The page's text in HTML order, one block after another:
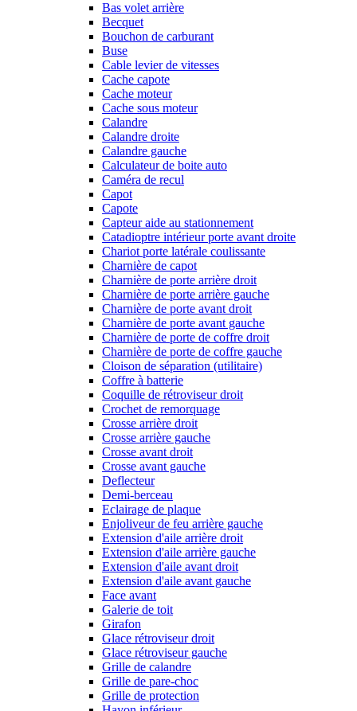
Bas volet arrière
Becquet
Bouchon de carburant
Buse
Cable levier de vitesses
Cache capote
Cache moteur
Cache sous moteur
Calandre
Calandre droite
Calandre gauche
Calculateur de boite auto
Caméra de recul
Capot
Capote
Capteur aide au stationnement
Catadioptre intérieur porte avant droite
Chariot porte latérale coulissante
Charnière de capot
Charnière de porte arrière droit
Charnière de porte arrière gauche
Charnière de porte avant droit
Charnière de porte avant gauche
Charnière de porte de coffre droit
Charnière de porte de coffre gauche
Cloison de séparation (utilitaire)
Coffre à batterie
Coquille de rétroviseur droit
Crochet de remorquage
Crosse arrière droit
Crosse arrière gauche
Crosse avant droit
Crosse avant gauche
Deflecteur
Demi-berceau
Eclairage de plaque
Enjoliveur de feu arrière gauche
Extension d'aile arrière droit
Extension d'aile arrière gauche
Extension d'aile avant droit
Extension d'aile avant gauche
Face avant
Galerie de toit
Girafon
Glace rétroviseur droit
Glace rétroviseur gauche
Grille de calandre
Grille de pare-choc
Grille de protection